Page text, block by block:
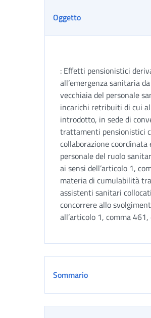
Oggetto
: Effetti pensionistici
all’emergenza sanitaria
vecchiaia del personale
incarichi retribuiti di cui
introdotto, in sede di
trattamenti pensionistici
collaborazione
personale del ruolo
ai sensi dell’articolo 1,
materia di cumulabilità
assistenti sanitari
concorrere allo
all’articolo 1, comma
Sommario